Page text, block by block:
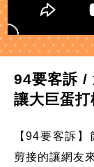
94要客訴 /
讓大巨蛋打
【94要客訴
剪接的讓網友